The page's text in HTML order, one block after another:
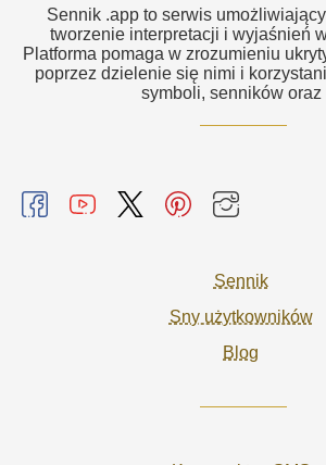
Sennik .app to serwis
tworzenie interpretacji i wyjaśnień
Platforma pomaga w zrozumieniu
poprzez dzielenie się nimi i
symboli, senników oraz
Sennik
Sny użytkowników
Blog